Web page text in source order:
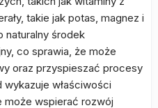
takie jak potas, magnez i
naturalny środek
co sprawia, że może
oraz przyspieszać procesy
właściwości
może wspierać rozwój